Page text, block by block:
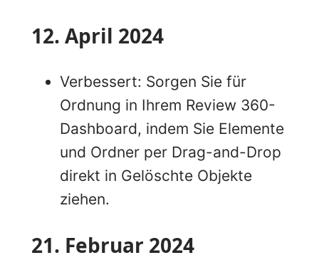
12. April 2024
Verbessert: Sorgen Sie für
Ordnung in Ihrem Review 360-
Dashboard, indem Sie Elemente
und Ordner per Drag-and-Drop
direkt in Gelöschte Objekte
ziehen.
21. Februar 2024